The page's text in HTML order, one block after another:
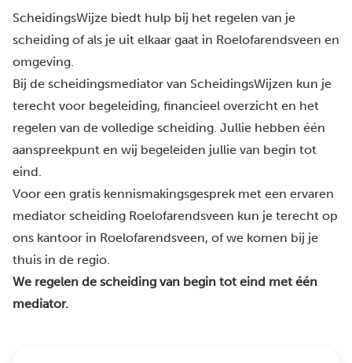
ScheidingsWijze biedt hulp bij het regelen van je
scheiding of als je uit elkaar gaat in Roelofarendsveen en
omgeving.
Bij de scheidingsmediator van ScheidingsWijzen kun je
terecht voor begeleiding, financieel overzicht en het
regelen van de volledige scheiding. Jullie hebben één
aanspreekpunt en wij begeleiden jullie van begin tot
eind.
Voor een gratis kennismakingsgesprek met een ervaren
mediator scheiding Roelofarendsveen kun je terecht op
ons kantoor in Roelofarendsveen, of we komen bij je
thuis in de regio.
We regelen de scheiding van begin tot eind met één
mediator.